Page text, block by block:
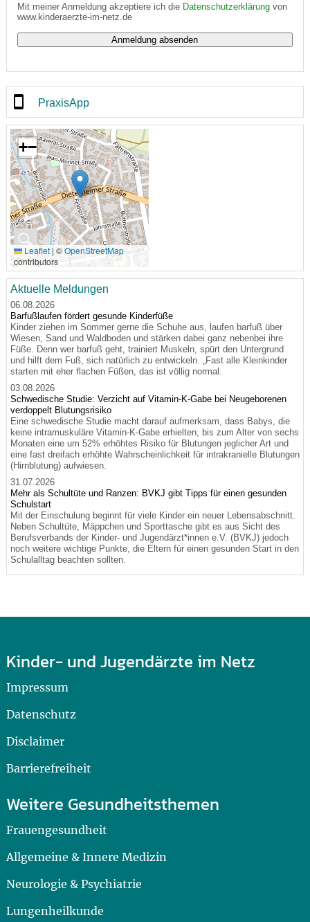
Mit meiner Anmeldung akzeptiere ich die Datenschutzerklärungvon
www.kinderaerzte-im-netz.de
PraxisApp
🔍
+−
Leaflet |©OpenStreetMap
contributors
Aktuelle Meldungen
06.08.2026
Barfußlaufen fördert gesunde Kinderfüße
Kinder ziehen im Sommer gerne die Schuhe aus, laufen barfuß über
Wiesen, Sand und Waldboden und stärken dabei ganz nebenbei ihre
Füße. Denn wer barfuß geht, trainiert Muskeln, spürt den Untergrund
und hilft dem Fuß, sich natürlich zu entwickeln. „Fast alle Kleinkinder
starten mit eher flachen Füßen, das ist völlig normal.
03.08.2026
Schwedische Studie: Verzicht auf Vitamin-K-Gabe bei Neugeborenen
verdoppelt Blutungsrisiko
Eine schwedische Studie macht darauf aufmerksam, dass Babys, die
keine intramuskuläre Vitamin-K-Gabe erhielten, bis zum Alter von sechs
Monaten eine um 52% erhöhtes Risiko für Blutungen jeglicher Art und
eine fast dreifach erhöhte Wahrscheinlichkeit für intrakranielle Blutungen
(Hirnblutung) aufwiesen.
31.07.2026
Mehr als Schultüte und Ranzen: BVKJ gibt Tipps für einen gesunden
Schulstart
Mit der Einschulung beginnt für viele Kinder ein neuer Lebensabschnitt.
Neben Schultüte, Mäppchen und Sporttasche gibt es aus Sicht des
Berufsverbands der Kinder- und Jugendärzt*innen e.V. (BVKJ) jedoch
noch weitere wichtige Punkte, die Eltern für einen gesunden Start in den
Schulalltag beachten sollten.
Kinder- und Jugendärzte im Netz
Impressum
Datenschutz
Disclaimer
Barrierefreiheit
Weitere Gesundheitsthemen
Frauengesundheit
Allgemeine & Innere Medizin
Neurologie & Psychiatrie
Lungenheilkunde